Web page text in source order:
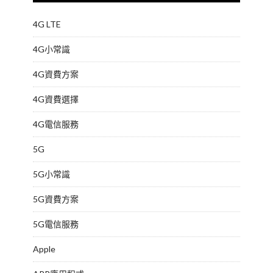
4G LTE
4G小常識
4G資費方案
4G資費選擇
4G電信服務
5G
5G小常識
5G資費方案
5G電信服務
Apple